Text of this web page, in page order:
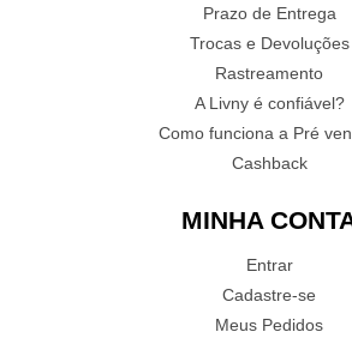
Prazo de Entrega
Trocas e Devoluções
Rastreamento
A Livny é confiável?
Como funciona a Pré
Cashback
MINHA
Entrar
Cadastre-se
Meus Pedidos